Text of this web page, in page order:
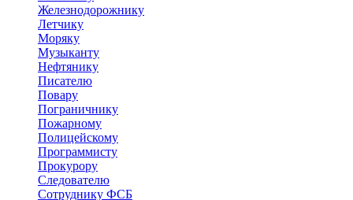
Железнодорожнику
Летчику
Моряку
Музыканту
Нефтянику
Писателю
Повару
Пограничнику
Пожарному
Полицейскому
Программисту
Прокурору
Следователю
Сотруднику ФСБ